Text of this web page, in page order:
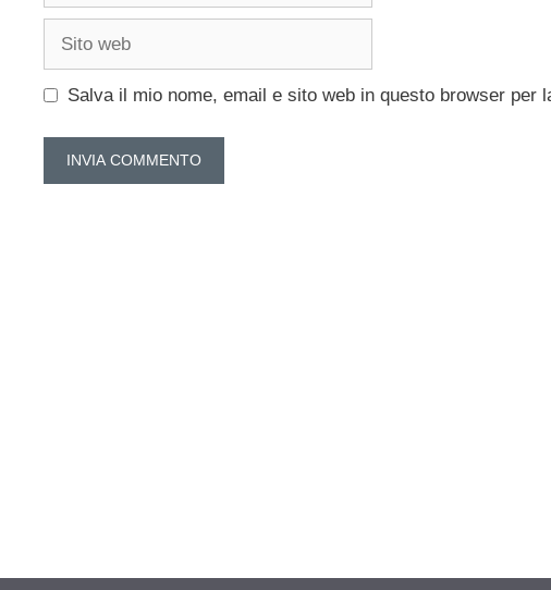
Sito
Salva il mio nome, email e sito web in questo browser per